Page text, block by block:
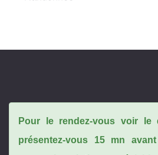
Pour le rendez-vous voir le
présentez-vous 15 mn